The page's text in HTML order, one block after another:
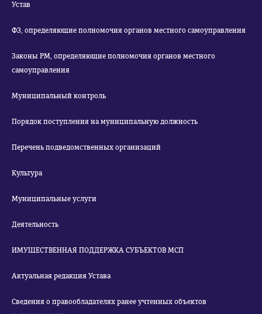
Устав
ФЗ, определяющие полномочия органов местного самоуправления
Законы РМ, определяющие полномочия органов местного
самоуправления
Муниципальный контроль
Порядок поступления на муниципальную должность
Перечень подведомственных организаций
Культура
Муниципальные услуги
Деятельность
ИМУЩЕСТВЕННАЯ ПОДДЕРЖКА СУБЪЕКТОВ МСП
Актуальная редакция Устава
Сведения о правообладателях ранее учтенных объектов